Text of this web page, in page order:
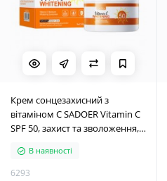
Крем сонцезахисний з
вітаміном С SADOER Vitamin C
SPF 50, захист та зволоження,
В наявності
6293